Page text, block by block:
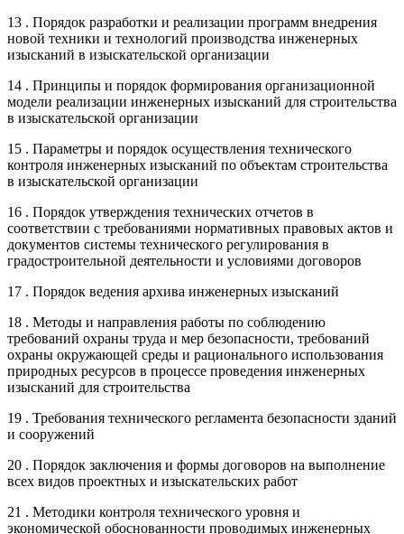
13 . Порядок разработки и реализации программ внедрения
новой техники и технологий производства инженерных
изысканий в изыскательской организации
14 . Принципы и порядок формирования организационной
модели реализации инженерных изысканий для строительства
в изыскательской организации
15 . Параметры и порядок осуществления технического
контроля инженерных изысканий по объектам строительства
в изыскательской организации
16 . Порядок утверждения технических отчетов в
соответствии с требованиями нормативных правовых актов и
документов системы технического регулирования в
градостроительной деятельности и условиями договоров
17 . Порядок ведения архива инженерных изысканий
18 . Методы и направления работы по соблюдению
требований охраны труда и мер безопасности, требований
охраны окружающей среды и рационального использования
природных ресурсов в процессе проведения инженерных
изысканий для строительства
19 . Требования технического регламента безопасности зданий
и сооружений
20 . Порядок заключения и формы договоров на выполнение
всех видов проектных и изыскательских работ
21 . Методики контроля технического уровня и
экономической обоснованности проводимых инженерных